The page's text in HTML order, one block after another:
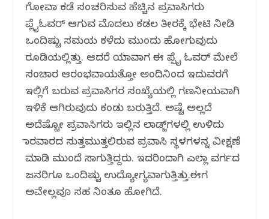
ಗೋವಾ ಕಡೆ ಸಂಚರಿಸುವ ಹೆಚ್ಚಿನ ಪ್ರವಾಸಿಗರು
ಪ್ಲೈಓವರ್ ಆಗುವ ಮೊದಲು ಕಡಲ ತೀರಕ್ಕೆ ಭೇಟಿ ನೀಡಿ
ಒಂದಿಷ್ಟು ಸಮಯ ಕಳೆದು ಮುಂದು ಹೋಗುವುದು
ರೂಡಿಯಲ್ಲಿತ್ತು. ಆದರೆ ಯಾವಾಗ ಈ ಪ್ಪೈ ಓವರ್ ಮೇಲೆ
ಸಂಚಾರ ಆರಂಭವಾಯತ್ತೋ ಅಂದಿನಿಂದ ಇದುವರಗೆ
ಇಲ್ಲಿಗೆ ಬರುವ ಪ್ರವಾಸಿಗರ ಸಂಖ್ಯೆಯಲ್ಲಿ ಗಣನೀಯವಾಗಿ
ಇಳಿಕೆ ಆಗಿರುವುದು ಕಂಡು ಬರುತ್ತಿದೆ. ಅಷ್ಟೆ ಅಲ್ಲದೆ
ಅದೆಷ್ಟೋ ಪ್ರವಾಸಿಗರು ಇಲ್ಲಿನ ಲಾಡ್ಜ್‌ಗಳಲ್ಲಿ ಉಳಿದು
ಕಾರವಾರದ ಸುತ್ತಮುತ್ತಲಿರುವ ಪ್ರವಾಸಿ ಸ್ಥಳಗಳನ್ನ ವೀಕ್ಷಣೆ
ಮಾಡಿ ಮುಂದೆ ಸಾಗುತ್ತಿದ್ದರು. ಇದರಿಂದಾಗಿ ಎಲ್ಲಾ ವರ್ಗದ
ಜನರಿಗೂ ಒಂದಿಷ್ಟು ಉದ್ಯೋಗ್ಯವಾಗುತ್ತಿತ್ತು.ಈಗ
ಅವೇಲ್ಲವೂ ಸಹ ನಿಂತೂ ಹೋಗಿದೆ.